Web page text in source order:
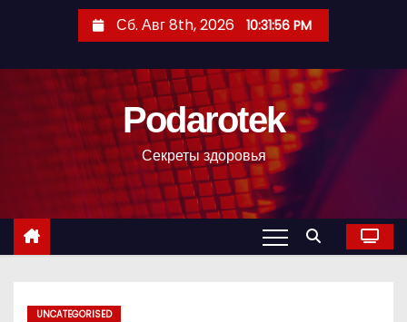
с
Сб. Авг 8th, 2026 10:31:57 PM
Podarotek
Секреты здоровья
UNCATEGORISED